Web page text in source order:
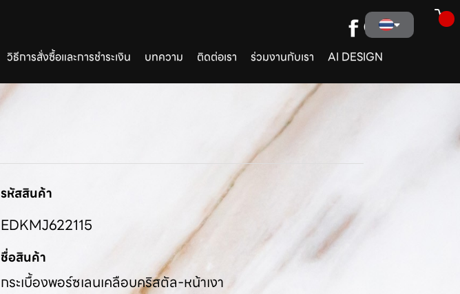
วิธีการสั่งซื้อและการชำระเงิน บทความ ติดต่อเรา ร่วมงานกับเรา AI DESIGN
รหัสสินค้า
EDKMJ622115
ชื่อสินค้า
กระเบื้องพอร์ซเลนเคลือบคริสตัล-หน้าเงา